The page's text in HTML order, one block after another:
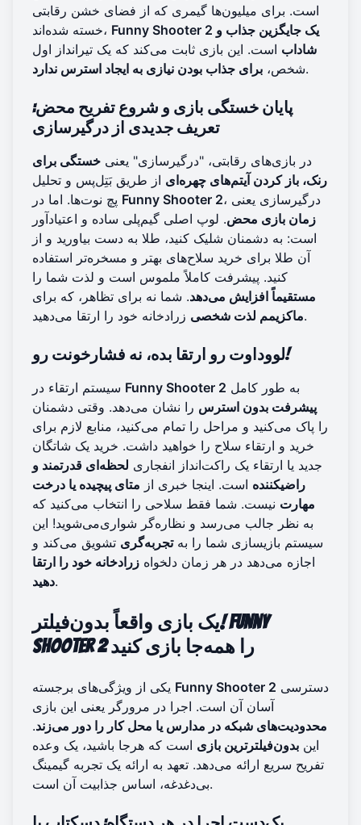
است. برای میلیون‌ها گیمری که از فضای خشن رقابتی
خسته شده‌اند، Funny Shooter 2 یک جایگزین جذاب و
شاداب است. این بازی ثابت می‌کند که یک تیرانداز اول
شخص، برای جذاب بودن نیازی به ایجاد استرس ندارد .
پایان خستگی بازی و شروع تفریح محض:
تعریف جدیدی از درگیرسازی
در بازی‌های رقابتی، "درگیرسازی" یعنی خستگی برای
رنک، باز کردن آیتم‌های چهره‌ای از طریق بَتِل‌پس و تحلیل
Funny Shooter 2 ، درگیرسازی یعنی
زمان بازی محض. لوپ اصلی گیم‌پلی ساده و اعتیادآور
است: به دشمنان شلیک کنید، طلا به دست بیاورید و از
آن طلا برای خرید سلاح‌های بهتر و مسخره‌تر استفاده
کنید. پیشرفت کاملاً ملموس است و لذت شما را
مستقیماً افزایش می‌دهد. شما نه برای تظاهر، که برای
ماکزیمم لذت شخصیزرادخانه خود را ارتقا می‌دهید.
لووداوت رو ارتقا بده، نه فشارخونت رو!
Funny Shooter 2 به طور کامل
پیشرفت بدون استرس را نشان می‌دهد. وقتی دشمنان
را پاک می‌کنید و مراحل را تمام می‌کنید، منابع لازم برای
خرید و ارتقاء سلاح را خواهید داشت. خرید یک شاتگان
جدید یا ارتقاء یک راکت‌انداز انفجاری لحظه‌ای قدرتمند و
راضیکننده است. اینجا خبری از متای پیچیده یا درخت
مهارت نیست. شما فقط سلاحی را انتخاب می‌کنید که
به نظر جالب می‌رسد و نظاره‌گر شواری‌می‌شوید! این
سیستم بازیسازی شما را بهتجربه‌گری تشویق می‌کند و
اجازه می‌دهد در هر زمان دلخواه زرادخانه خود را ارتقا
دهید.
یک بازی واقعاً بدون‌فیلتر! Funny
Shooter 2 را همه‌جا بازی کنید
Funny Shooter 2
آسان آن است. اجرا در مرورگر یعنی این بازی
محدودیت‌های شبکه در مدارس یا محل کار را دور می‌زند.
این بدون‌فیلترترین بازی است که هرجا باشید، یک وعده
تفریح سریع ارائه می‌دهد. تعهد به ارائه یک تجربه گیمینگ
بی‌دغدغه، اساس جذابیت آن است.